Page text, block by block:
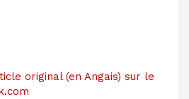
original (en Angais) sur le